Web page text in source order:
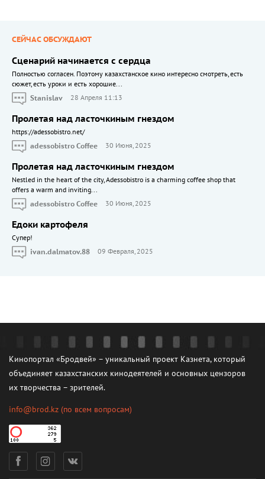
СЕЙЧАС ОБСУЖДАЮТ
Сценарий начинается с сердца
Полностью согласен. Поэтому казахстанское кино интересно смотреть, есть
сюжет, есть уроки и есть хорошие...
Stanislav
28 Апреля 11:13
Пролетая над ласточкиным гнездом
https://adessobistro.net/
adessobistro Coffee
30 Июня, 2025
Пролетая над ласточкиным гнездом
Nestled in the heart of the city, Adessobistro is a charming coffee shop that
offers a warm and inviting...
adessobistro Coffee
30 Июня, 2025
Едоки картофеля
Cупер!
ivan.dalmatov.88
09 Февраля, 2025
Кинопортал «Бродвей» – уникальный проект Казнета, который
объединяет казахстанских кинодеятелей и основных цензоров
их творчества – зрителей.
info@brod.kz (по всем вопросам)